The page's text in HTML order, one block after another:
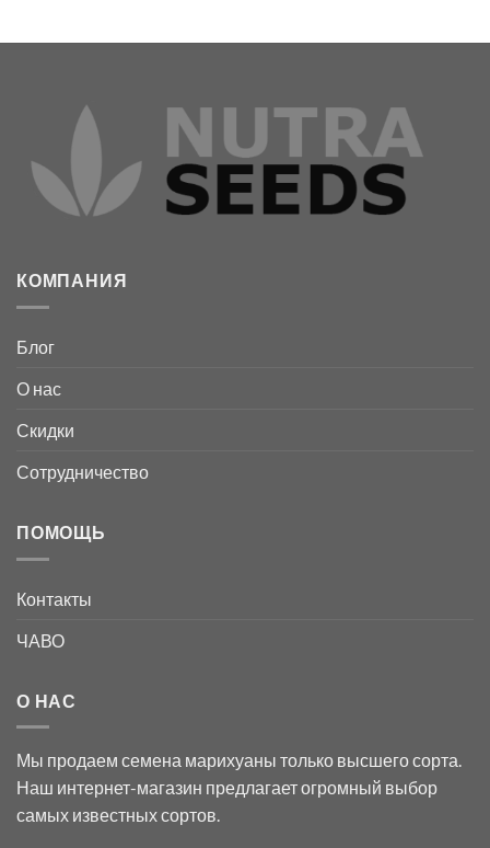
КОМПАНИЯ
Блог
О нас
Скидки
Сотрудничество
ПОМОЩЬ
Контакты
ЧАВО
О НАС
Мы продаем семена марихуаны только высшего сорта.
Наш интернет-магазин предлагает огромный выбор
самых известных сортов.